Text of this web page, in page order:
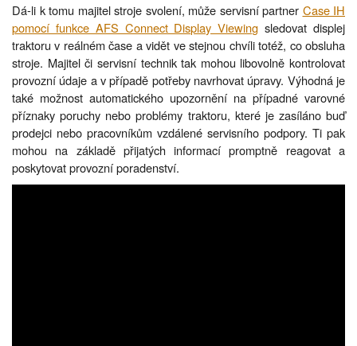
Dá-li k tomu majitel stroje svolení, může servisní partner Case IH
pomocí funkce AFS Connect Display Viewing sledovat displej
traktoru v reálném čase a vidět ve stejnou chvíli totéž, co obsluha
stroje. Majitel či servisní technik tak mohou libovolně kontrolovat
provozní údaje a v případě potřeby navrhovat úpravy. Výhodná je
také možnost automatického upozornění na případné varovné
příznaky poruchy nebo problémy traktoru, které je zasíláno buď
prodejci nebo pracovníkům vzdálené servisního podpory. Ti pak
mohou na základě přijatých informací promptně reagovat a
poskytovat provozní poradenství.